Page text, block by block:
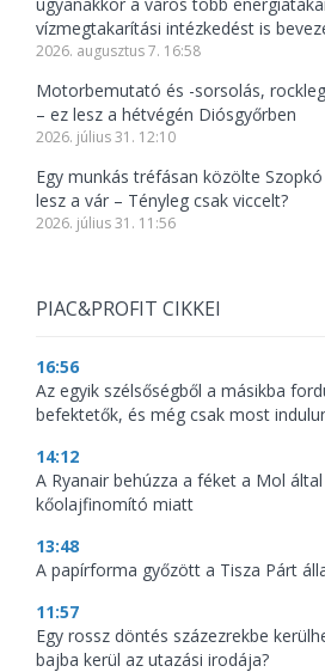
vízmegtakarítási intézkedést is
2026. augusztus 7. 16:58
Motorbemutató és -sorsolás,
– ez lesz a hétvégén Diósgyőrben
2026. július 31. 12:10
Egy munkás tréfásan közölte
lesz a vár – Tényleg csak viccelt?
2026. július 31. 11:56
PIAC&PROFIT CIKKEI
16:56
Az egyik szélsőségből a másikba
befektetők, és még csak most
14:12
A Ryanair behúzza a féket a Mol
kőolajfinomító miatt
13:48
A papírforma győzött a Tisza Párt
11:57
Egy rossz döntés százezrekbe
bajba kerül az utazási irodája?